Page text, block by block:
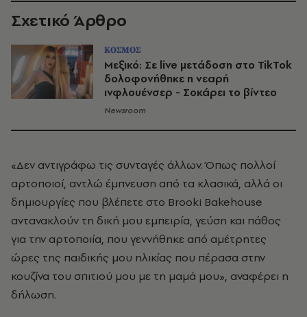
Σχετικό Άρθρο
ΚΟΣΜΟΣ
Μεξικό: Σε live μετάδοση στο TikTok
δολοφονήθηκε η νεαρή
ινφλουένσερ - Σοκάρει το βίντεο
Newsroom
«Δεν αντιγράφω τις συνταγές άλλων. Όπως πολλοί
αρτοποιοί, αντλώ έμπνευση από τα κλασικά, αλλά οι
δημιουργίες που βλέπετε στο Brooki Bakehouse
αντανακλούν τη δική μου εμπειρία, γεύση και πάθος
για την αρτοποιία, που γεννήθηκε από αμέτρητες
ώρες της παιδικής μου ηλικίας που πέρασα στην
κουζίνα του σπιτιού μου με τη μαμά μου», αναφέρει η
δήλωση.